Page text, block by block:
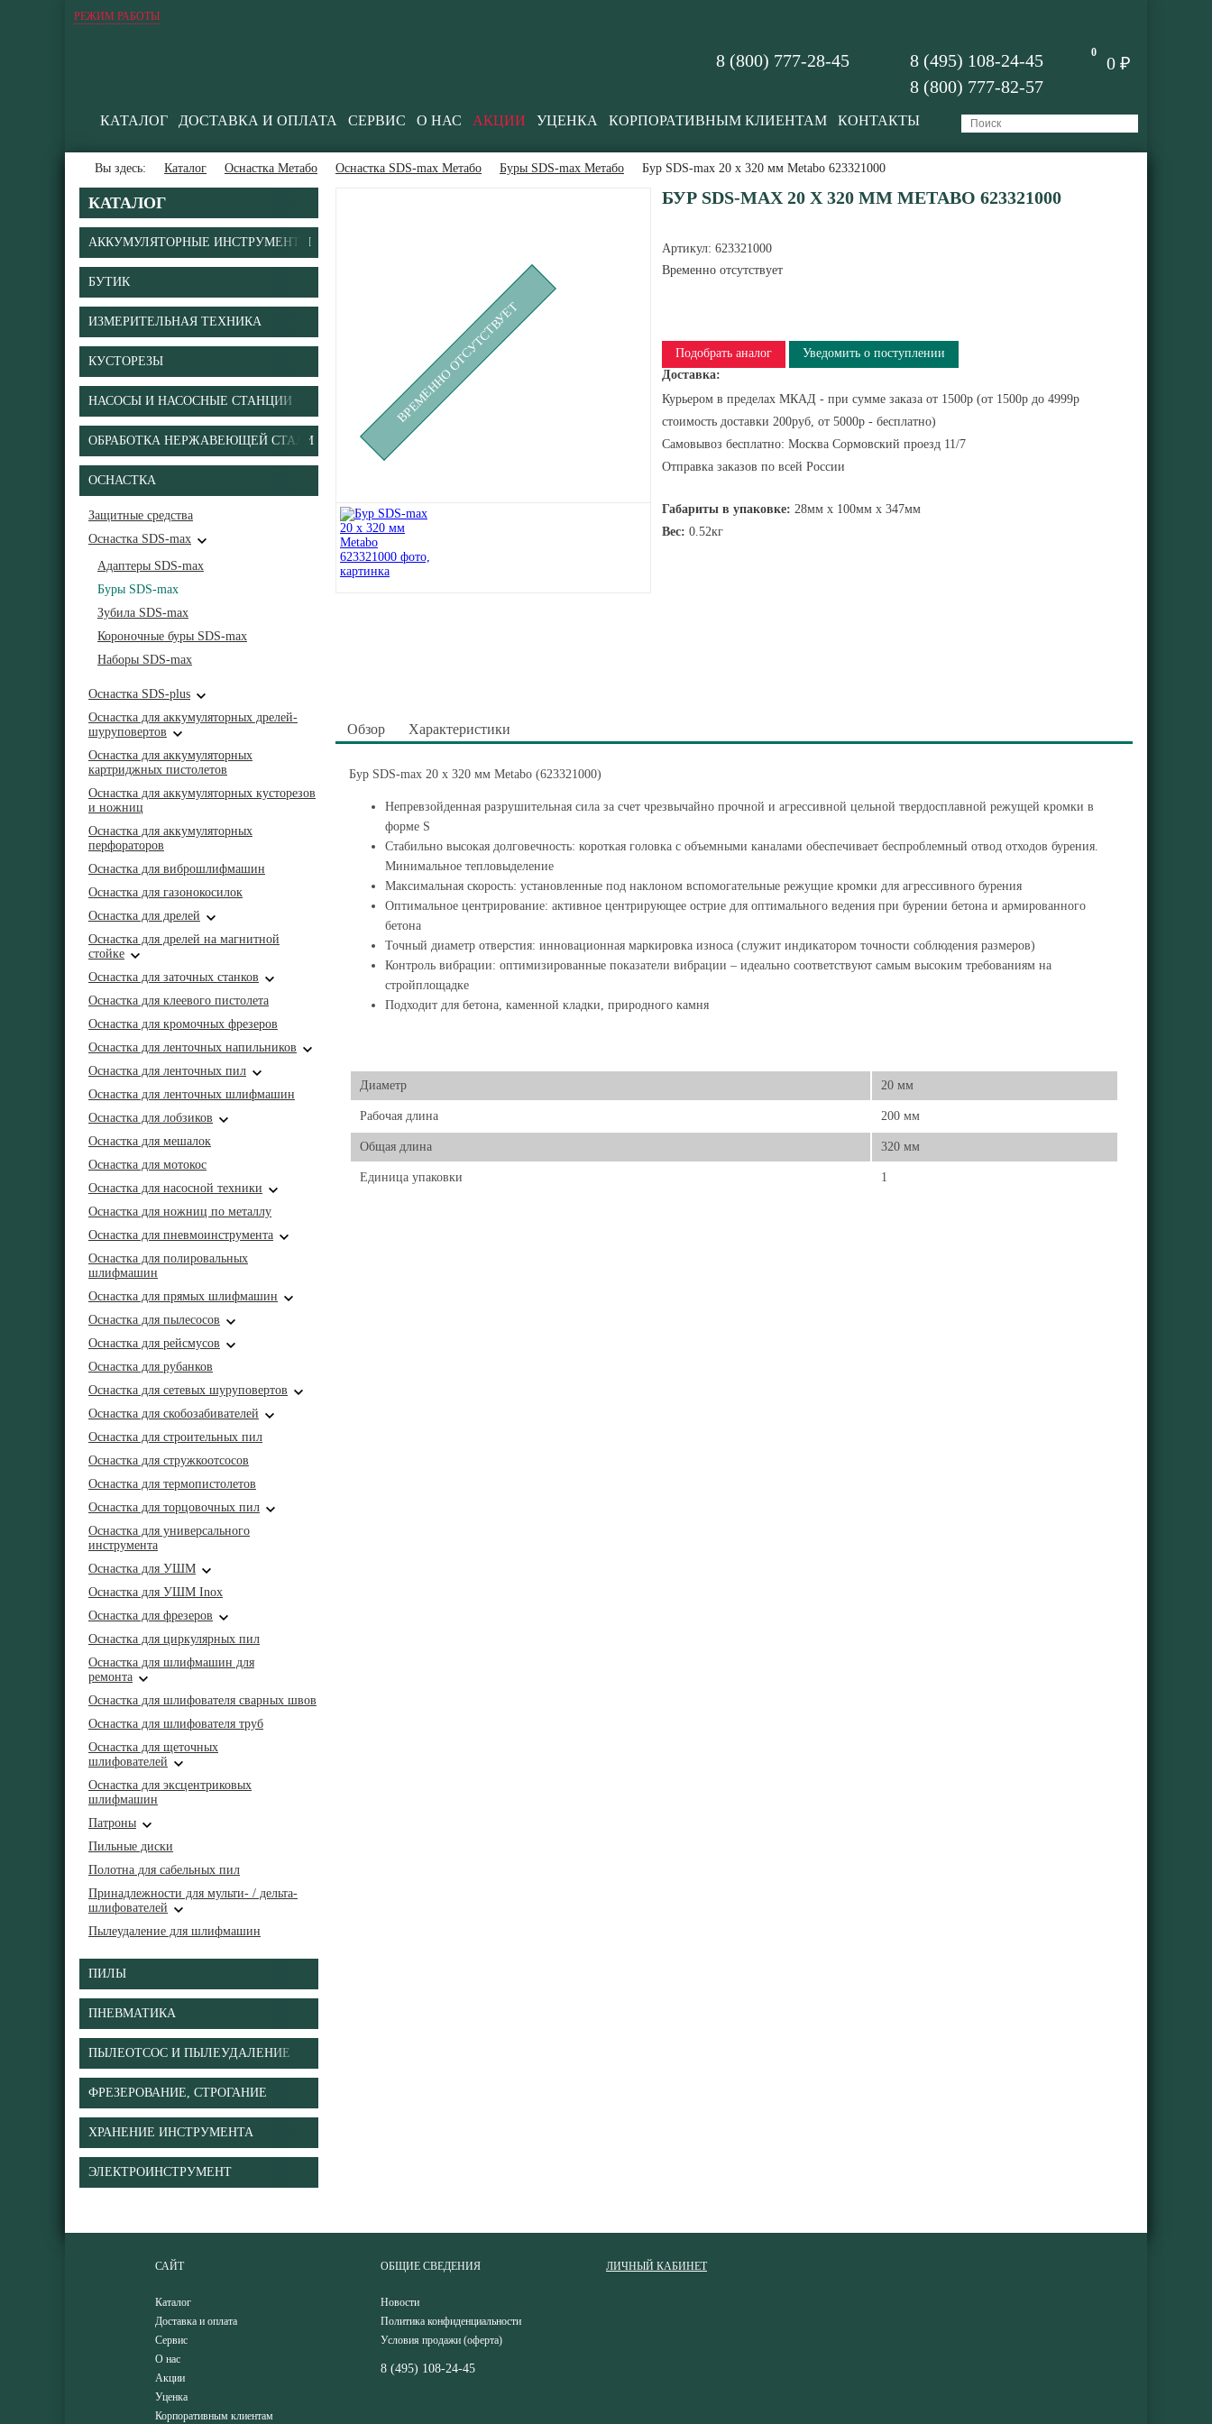
РЕЖИМ РАБОТЫ
0
0 ₽
8 (495) 108-24-45
8 (800) 777-82-57
8 (800) 777-28-45
КАТАЛОГ ДОСТАВКА И ОПЛАТА СЕРВИС О НАС АКЦИИ УЦЕНКА КОРПОРАТИВНЫМ КЛИЕНТАМ КОНТАКТЫ
Вы здесь: Каталог Оснастка Метабо Оснастка SDS-max Метабо Буры SDS-max Метабо Бур SDS-max 20 x 320 мм Metabo 623321000
КАТАЛОГ
АККУМУЛЯТОРНЫЕ ИНСТРУМЕНТЫ
БУТИК
ИЗМЕРИТЕЛЬНАЯ ТЕХНИКА
КУСТОРЕЗЫ
НАСОСЫ И НАСОСНЫЕ СТАНЦИИ
ОБРАБОТКА НЕРЖАВЕЮЩЕЙ СТАЛИ
ОСНАСТКА
Защитные средства
Оснастка SDS-max
Адаптеры SDS-max
Буры SDS-max
Зубила SDS-max
Короночные буры SDS-max
Наборы SDS-max
Оснастка SDS-plus
Оснастка для аккумуляторных дрелей-
шуруповертов
Оснастка для аккумуляторных
картриджных пистолетов
Оснастка для аккумуляторных кусторезов
и ножниц
Оснастка для аккумуляторных
перфораторов
Оснастка для виброшлифмашин
Оснастка для газонокосилок
Оснастка для дрелей
Оснастка для дрелей на магнитной
стойке
Оснастка для заточных станков
Оснастка для клеевого пистолета
Оснастка для кромочных фрезеров
Оснастка для ленточных напильников
Оснастка для ленточных пил
Оснастка для ленточных шлифмашин
Оснастка для лобзиков
Оснастка для мешалок
Оснастка для мотокос
Оснастка для насосной техники
Оснастка для ножниц по металлу
Оснастка для пневмоинструмента
Оснастка для полировальных
шлифмашин
Оснастка для прямых шлифмашин
Оснастка для пылесосов
Оснастка для рейсмусов
Оснастка для рубанков
Оснастка для сетевых шуруповертов
Оснастка для скобозабивателей
Оснастка для строительных пил
Оснастка для стружкоотсосов
Оснастка для термопистолетов
Оснастка для торцовочных пил
Оснастка для универсального
инструмента
Оснастка для УШМ
Оснастка для УШМ Inox
Оснастка для фрезеров
Оснастка для циркулярных пил
Оснастка для шлифмашин для
ремонта
Оснастка для шлифователя сварных швов
Оснастка для шлифователя труб
Оснастка для щеточных
шлифователей
Оснастка для эксцентриковых
шлифмашин
Патроны
Пильные диски
Полотна для сабельных пил
Принадлежности для мульти- / дельта-
шлифователей
Пылеудаление для шлифмашин
ПИЛЫ
ПНЕВМАТИКА
ПЫЛЕОТСОС И ПЫЛЕУДАЛЕНИЕ
ФРЕЗЕРОВАНИЕ, СТРОГАНИЕ
ХРАНЕНИЕ ИНСТРУМЕНТА
ЭЛЕКТРОИНСТРУМЕНТ
ВРЕМЕННО ОТСУТСТВУЕТ
БУР SDS-MAX 20 X 320 ММ METABO 623321000
Артикул: 623321000
Временно отсутствует
Подобрать аналог
Уведомить о поступлении
Доставка:
Курьером в пределах МКАД - при сумме заказа от 1500р (от 1500р до 4999р
стоимость доставки 200руб, от 5000р - бесплатно)
Самовывоз бесплатно: Москва Сормовский проезд 11/7
Отправка заказов по всей России
Габариты в упаковке: 28мм x 100мм x 347мм
Вес: 0.52кг
Обзор Характеристики
Бур SDS-max 20 x 320 мм Metabo (623321000)
Непревзойденная разрушительная сила за счет чрезвычайно прочной и агрессивной цельной твердосплавной режущей кромки в
форме S
Стабильно высокая долговечность: короткая головка с объемными каналами обеспечивает беспроблемный отвод отходов бурения.
Минимальное тепловыделение
Максимальная скорость: установленные под наклоном вспомогательные режущие кромки для агрессивного бурения
Оптимальное центрирование: активное центрирующее острие для оптимального ведения при бурении бетона и армированного
бетона
Точный диаметр отверстия: инновационная маркировка износа (служит индикатором точности соблюдения размеров)
Контроль вибрации: оптимизированные показатели вибрации – идеально соответствуют самым высоким требованиям на
стройплощадке
Подходит для бетона, каменной кладки, природного камня
Диаметр 20 мм
Рабочая длина 200 мм
Общая длина 320 мм
Единица упаковки 1
САЙТ
Каталог
Доставка и оплата
Сервис
О нас
Акции
Уценка
Корпоративным клиентам
ОБЩИЕ СВЕДЕНИЯ
Новости
Политика конфиденциальности
Условия продажи (оферта)
8 (495) 108-24-45
ЛИЧНЫЙ КАБИНЕТ